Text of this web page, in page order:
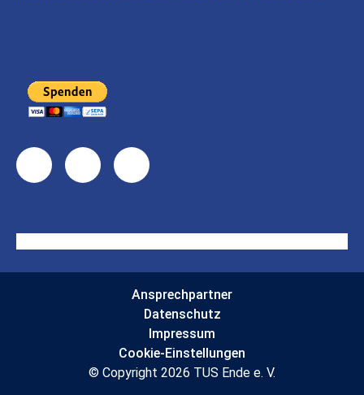
Ansprechpartner
Datenschutz
Impressum
Cookie-Einstellungen
© Copyright 2026 TUS Ende e. V.